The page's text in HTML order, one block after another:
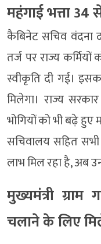
महंगाई भत्ता
कैबिनेट सचिव वंदना
तर्ज पर राज्य कर्मियों
स्वीकृति दी गई।
मिलेगा। राज्य
भोगियों को भी बढ़े हुए
सचिवालय सहित सभी
लाभ मिल रहा है, अब
मुख्यमंत्री
चलाने के लिए